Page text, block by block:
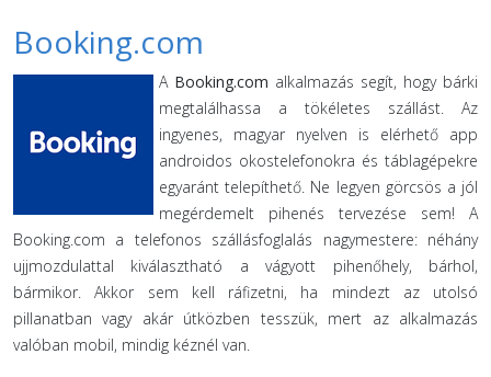
Booking.com
A Booking.com alkalmazás segít, hogy bárki
megtalálhassa a tökéletes szállást. Az
ingyenes, magyar nyelven is elérhető app
androidos okostelefonokra és táblagépekre
egyaránt telepíthető. Ne legyen görcsös a jól
megérdemelt pihenés tervezése sem! A
Booking.com a telefonos szállásfoglalás nagymestere: néhány
ujjmozdulattal kiválasztható a vágyott pihenőhely, bárhol,
bármikor. Akkor sem kell ráfizetni, ha mindezt az utolsó
pillanatban vagy akár útközben tesszük, mert az alkalmazás
valóban mobil, mindig kéznél van.